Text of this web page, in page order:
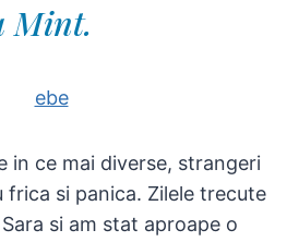
Mint.
in ce mai diverse, strangeri
frica si panica. Zilele trecute
si am stat aproape o